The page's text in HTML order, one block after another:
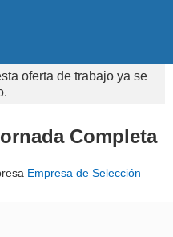
oferta de trabajo ya se
Completa
Empresa de Selección